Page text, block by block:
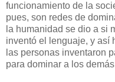
funcionamiento de la
pues, son redes de
la humanidad se dio a si
inventó el lenguaje, y así
las personas inventaron
para dominar a los